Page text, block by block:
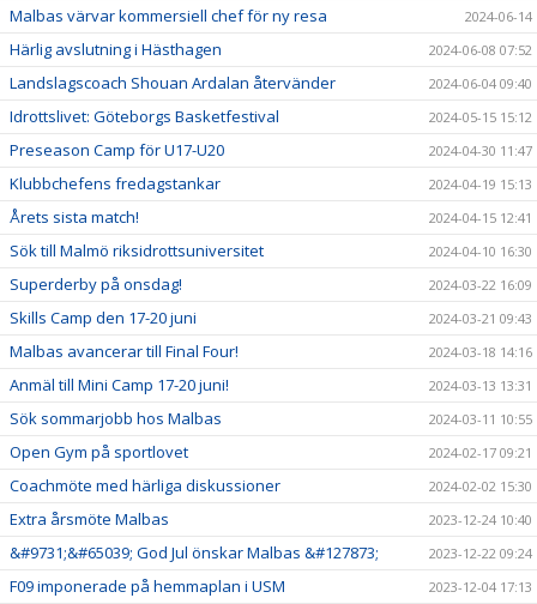
Malbas värvar kommersiell chef för ny resa 2024-06-14
Härlig avslutning i Hästhagen 2024-06-08 07:52
Landslagscoach Shouan Ardalan återvänder 2024-06-04 09:40
Idrottslivet: Göteborgs Basketfestival 2024-05-15 15:12
Preseason Camp för U17-U20 2024-04-30 11:47
Klubbchefens fredagstankar 2024-04-19 15:13
Årets sista match! 2024-04-15 12:41
Sök till Malmö riksidrottsuniversitet 2024-04-10 16:30
Superderby på onsdag! 2024-03-22 16:09
Skills Camp den 17-20 juni 2024-03-21 09:43
Malbas avancerar till Final Four! 2024-03-18 14:16
Anmäl till Mini Camp 17-20 juni! 2024-03-13 13:31
Sök sommarjobb hos Malbas 2024-03-11 10:55
Open Gym på sportlovet 2024-02-17 09:21
Coachmöte med härliga diskussioner 2024-02-02 15:30
Extra årsmöte Malbas 2023-12-24 10:40
&#9731;&#65039; God Jul önskar Malbas &#127873; 2023-12-22 09:24
F09 imponerade på hemmaplan i USM 2023-12-04 17:13